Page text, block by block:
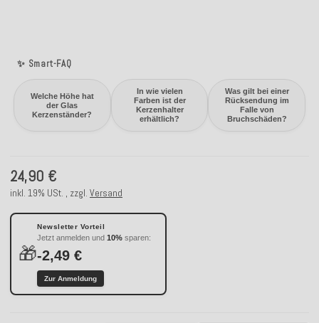
✨ Smart-FAQ
Welche Höhe hat
der Glas
Kerzenständer?
In wie vielen
Farben ist der
Kerzenhalter
erhältlich?
Was gilt bei einer
Rücksendung im
Falle von
Bruchschäden?
24,90 €
inkl. 19% USt. , zzgl. Versand
🎁
Newsletter Vorteil
Jetzt anmelden und 10% sparen:
-2,49 €
Zur Anmeldung